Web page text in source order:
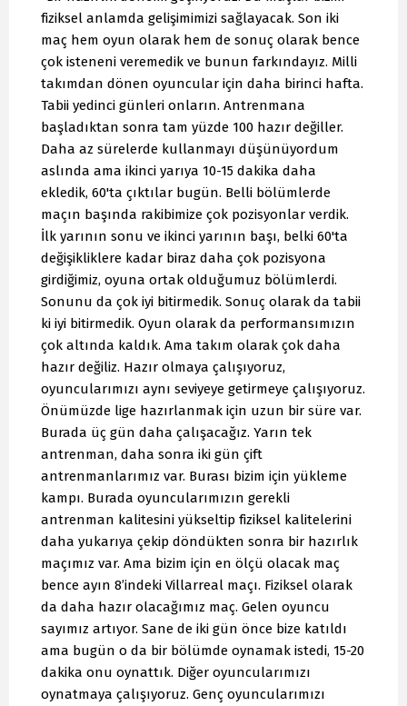
fiziksel anlamda gelişimimizi sağlayacak. Son iki
maç hem oyun olarak hem de sonuç olarak bence
çok isteneni veremedik ve bunun farkındayız. Milli
takımdan dönen oyuncular için daha birinci hafta.
Tabii yedinci günleri onların. Antrenmana
başladıktan sonra tam yüzde 100 hazır değiller.
Daha az sürelerde kullanmayı düşünüyordum
aslında ama ikinci yarıya 10-15 dakika daha
ekledik, 60'ta çıktılar bugün. Belli bölümlerde
maçın başında rakibimize çok pozisyonlar verdik.
İlk yarının sonu ve ikinci yarının başı, belki 60'ta
değişikliklere kadar biraz daha çok pozisyona
girdiğimiz, oyuna ortak olduğumuz bölümlerdi.
Sonunu da çok iyi bitirmedik. Sonuç olarak da tabii
ki iyi bitirmedik. Oyun olarak da performansımızın
çok altında kaldık. Ama takım olarak çok daha
hazır değiliz. Hazır olmaya çalışıyoruz,
oyuncularımızı aynı seviyeye getirmeye çalışıyoruz.
Önümüzde lige hazırlanmak için uzun bir süre var.
Burada üç gün daha çalışacağız. Yarın tek
antrenman, daha sonra iki gün çift
antrenmanlarımız var. Burası bizim için yükleme
kampı. Burada oyuncularımızın gerekli
antrenman kalitesini yükseltip fiziksel kalitelerini
daha yukarıya çekip döndükten sonra bir hazırlık
maçımız var. Ama bizim için en ölçü olacak maç
bence ayın 8’indeki Villarreal maçı. Fiziksel olarak
da daha hazır olacağımız maç. Gelen oyuncu
sayımız artıyor. Sane de iki gün önce bize katıldı
ama bugün o da bir bölümde oynamak istedi, 15-20
dakika onu oynattık. Diğer oyuncularımızı
oynatmaya çalışıyoruz. Genç oyuncularımızı